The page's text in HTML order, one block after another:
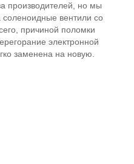
производителей, но мы
вентили со
причиной поломки
электронной
заменена на новую.